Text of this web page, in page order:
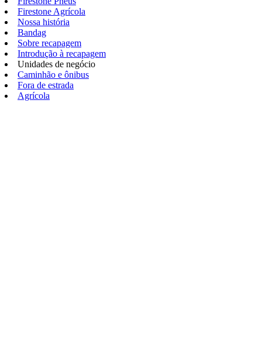
Firestone Agrícola
Nossa história
Bandag
Sobre recapagem
Introdução à recapagem
Unidades de negócio
Caminhão e ônibus
Fora de estrada
Agrícola